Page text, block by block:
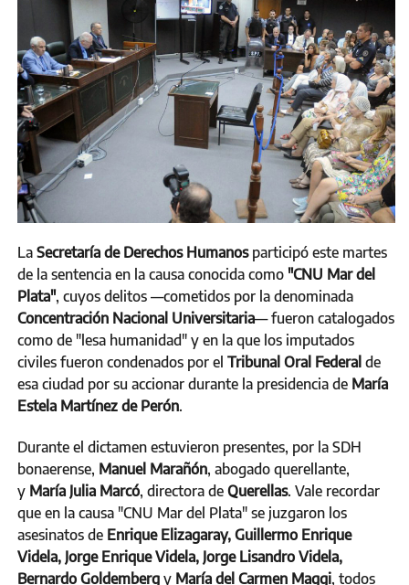
La Secretaría de Derechos Humanosparticipó este martes
de la sentencia en la causa conocida como "CNU Mar del
Plata", cuyos delitos —cometidos por la denominada
Concentración Nacional Universitaria— fueron catalogados
como de "lesa humanidad" y en la que los imputados
civiles fueron condenados por el Tribunal Oral Federal de
esa ciudad por su accionar durante la presidencia de María
Estela Martínez de Perón.
Durante el dictamen estuvieron presentes, por la SDH
bonaerense, Manuel Marañón, abogado querellante,
y María Julia Marcó, directora de Querellas. Vale recordar
que en la causa "CNU Mar del Plata" se juzgaron los
asesinatos de Enrique Elizagaray, Guillermo Enrique
Videla, Jorge Enrique Videla, Jorge Lisandro Videla,
Bernardo Goldemberg y María del Carmen Maggi, todos